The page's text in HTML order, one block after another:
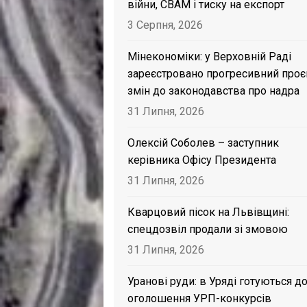
війни, CBAM і тиску на експорт
3 Серпня, 2026
Мінекономіки: у Верховній Раді
зареєстровано прогресивний
змін до законодавства про надра
31 Липня, 2026
Олексій Соболев – заступник
керівника Офісу Президента
31 Липня, 2026
Кварцовий пісок на Львівщині:
спецдозвіл продали зі змовою
31 Липня, 2026
Уранові руди: в Уряді готуються до
оголошення УРП-конкурсів